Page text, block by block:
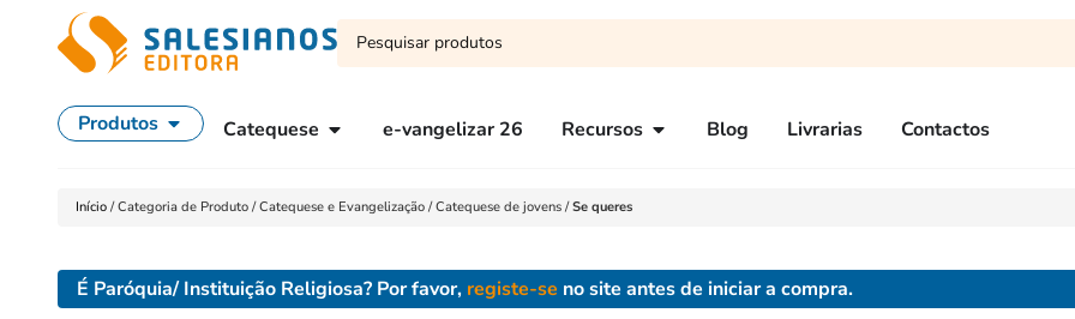
Produtos Catequese e-vangelizar 26 Recursos Blog Livrarias Contactos
Início /Categoria de Produto /Catequese e Evangelização /Catequese de jovens /Se queres
É Paróquia/ Instituição Religiosa? Por favor, registe-se no site antes de iniciar a compra.